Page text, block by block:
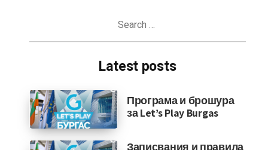
Latest posts
Програма и брошура
за Let’s Play Burgas
Записвания и правила